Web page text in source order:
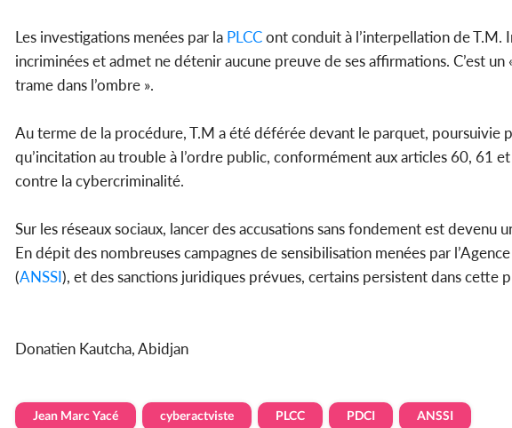
Les investigations menées par la PLCCont conduit à l’interpellation de T.M.
incriminées et admet ne détenir aucune preuve de ses affirmations. C’est
trame dans l’ombre ».
Au terme de la procédure, T.M a été déférée devant le parquet, poursuivie
qu’incitation au trouble à l’ordre public, conformément aux articles 60, 61
contre la cybercriminalité.
Sur les réseaux sociaux, lancer des accusations sans fondement est devenu
En dépit des nombreuses campagnes de sensibilisation menées par
(ANSSI), et des sanctions juridiques prévues, certains persistent dans
Donatien Kautcha, Abidjan
Jean Marc Yacé cyberactviste PLCC PDCI ANSSI